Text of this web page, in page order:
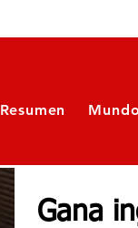
Resumen Mundo
Gana